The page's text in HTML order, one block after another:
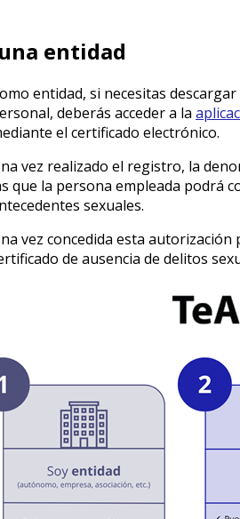
entidad
entidad, si necesitas
deberás acceder a la
el certificado electrónico.
vez realizado el registro, la
que la persona empleada podrá
sexuales.
vez concedida esta
de ausencia de delitos